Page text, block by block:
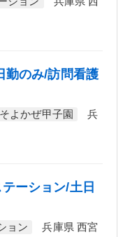
勤のみ/訪問看護
よかぜ甲子園
兵
ーション/土日
ョン
兵庫県 西宮